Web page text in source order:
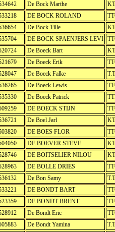
De Bock Marthe
DE BOCK ROLAND
De Bock Tille
DE BOCK SPAENJERS LEVI
De Boeck Bart
De Boeck Erik
De Boeck Falke
De Boeck Lewis
De Boeck Patrick
DE BOECK STIJN
De Boel Jarl
DE BOES FLOR
DE BOEVER STEVE
DE BOITSELIER NILOU
DE BOLLE DRIES
De Bon Samy
DE BONDT BART
DE BONDT BRENT
De Bondt Eric
De Bondt Yamina